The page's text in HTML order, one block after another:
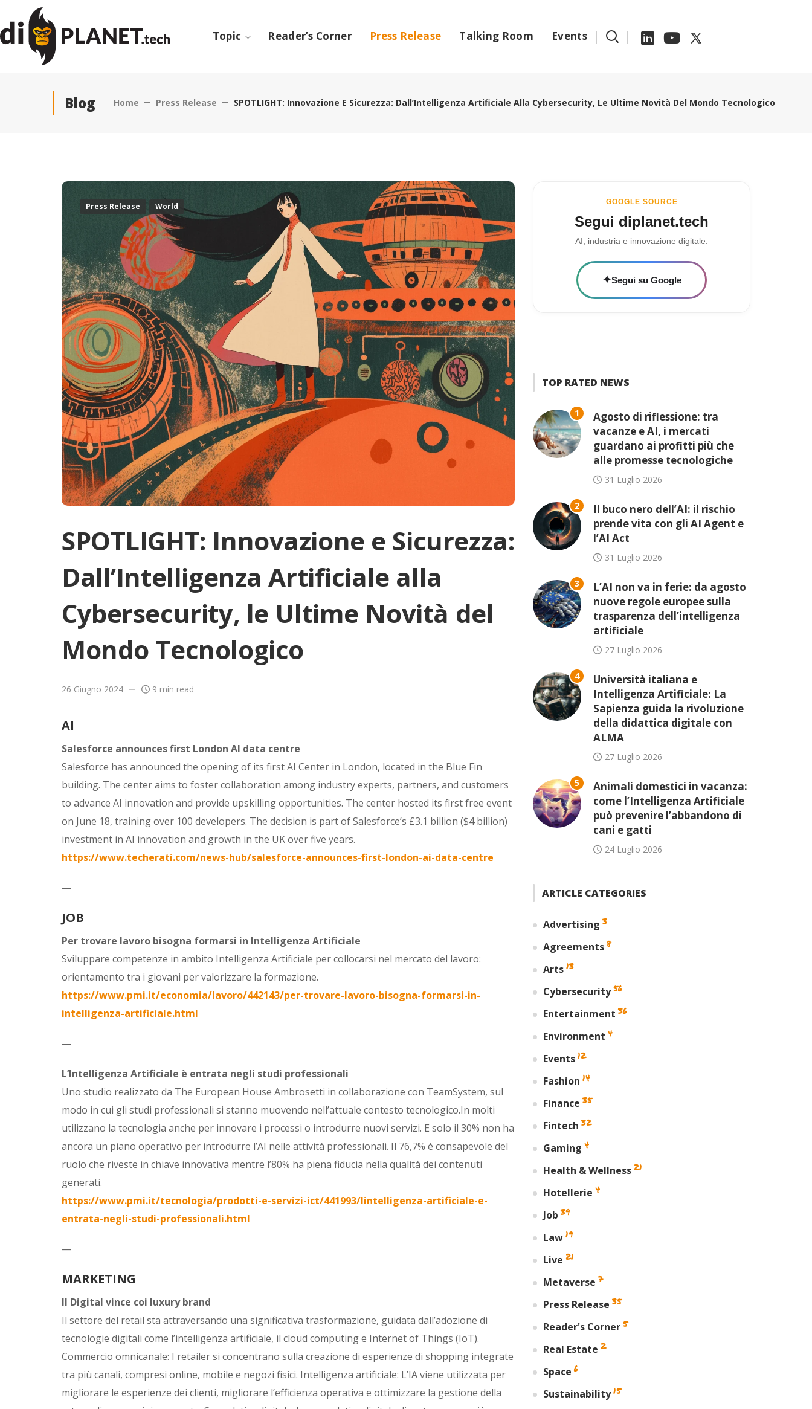
Topic Reader’s Corner Press Release Talking Room Events
Blog Home Press Release SPOTLIGHT: Innovazione E Sicurezza: Dall’Intelligenza Artificiale Alla Cybersecurity, Le Ultime Novità Del Mondo Tecnologico
Press Release World
SPOTLIGHT: Innovazione e Sicurezza:
Dall’Intelligenza Artificiale alla
Cybersecurity, le Ultime Novità del
Mondo Tecnologico
26 Giugno 2024 9 min read
AI
Salesforce announces first London AI data centre
Salesforce has announced the opening of its first AI Center in London, located in the Blue Fin
building. The center aims to foster collaboration among industry experts, partners, and customers
to advance AI innovation and provide upskilling opportunities. The center hosted its first free event
on June 18, training over 100 developers. The decision is part of Salesforce’s £3.1 billion ($4 billion)
investment in AI innovation and growth in the UK over five years.
https://www.techerati.com/news-hub/salesforce-announces-first-london-ai-data-centre
—
JOB
Per trovare lavoro bisogna formarsi in Intelligenza Artificiale
Sviluppare competenze in ambito Intelligenza Artificiale per collocarsi nel mercato del lavoro:
orientamento tra i giovani per valorizzare la formazione.
https://www.pmi.it/economia/lavoro/442143/per-trovare-lavoro-bisogna-formarsi-in-
intelligenza-artificiale.html
—
L’Intelligenza Artificiale è entrata negli studi professionali
Uno studio realizzato da The European House Ambrosetti in collaborazione con TeamSystem, sul
modo in cui gli studi professionali si stanno muovendo nell’attuale contesto tecnologico.In molti
utilizzano la tecnologia anche per innovare i processi o introdurre nuovi servizi. E solo il 30% non ha
ancora un piano operativo per introdurre l’AI nelle attività professionali. Il 76,7% è consapevole del
ruolo che riveste in chiave innovativa mentre l’80% ha piena fiducia nella qualità dei contenuti
generati.
https://www.pmi.it/tecnologia/prodotti-e-servizi-ict/441993/lintelligenza-artificiale-e-
entrata-negli-studi-professionali.html
—
MARKETING
Il Digital vince coi luxury brand
Il settore del retail sta attraversando una significativa trasformazione, guidata dall’adozione di
tecnologie digitali come l’intelligenza artificiale, il cloud computing e Internet of Things (IoT).
Commercio omnicanale: I retailer si concentrano sulla creazione di esperienze di shopping integrate
tra più canali, compresi online, mobile e negozi fisici. Intelligenza artificiale: L’IA viene utilizzata per
migliorare le esperienze dei clienti, migliorare l’efficienza operativa e ottimizzare la gestione della
GOOGLE SOURCE
Segui diplanet.tech
AI, industria e innovazione digitale.
✦Segui su Google
TOP RATED NEWS
1
Agosto di riflessione: tra
vacanze e AI, i mercati
guardano ai profitti più che
alle promesse tecnologiche
31 Luglio 2026
2
Il buco nero dell’AI: il rischio
prende vita con gli AI Agent e
l’AI Act
31 Luglio 2026
3
L’AI non va in ferie: da agosto
nuove regole europee sulla
trasparenza dell’intelligenza
artificiale
27 Luglio 2026
4
Università italiana e
Intelligenza Artificiale: La
Sapienza guida la rivoluzione
della didattica digitale con
ALMA
27 Luglio 2026
5
Animali domestici in vacanza:
come l’Intelligenza Artificiale
può prevenire l’abbandono di
cani e gatti
24 Luglio 2026
ARTICLE CATEGORIES
Advertising 3
Agreements 8
Arts 13
Cybersecurity 56
Entertainment 36
Environment 4
Events 12
Fashion 14
Finance 35
Fintech 32
Gaming 4
Health & Wellness 21
Hotellerie 4
Job 39
Law 19
Live 21
Metaverse 7
Press Release 35
Reader's Corner 5
Real Estate 2
Space 6
Sustainability 15